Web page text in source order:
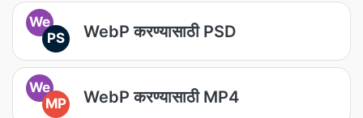
We
PS
WebP करण्यासाठी PSD
We
MP
WebP करण्यासाठी MP4